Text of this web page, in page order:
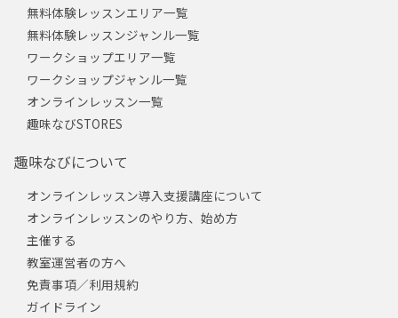
無料体験レッスンエリア一覧
無料体験レッスンジャンル一覧
ワークショップエリア一覧
ワークショップジャンル一覧
オンラインレッスン一覧
趣味なびSTORES
趣味なびについて
オンラインレッスン導入支援講座について
オンラインレッスンのやり方、始め方
主催する
教室運営者の方へ
免責事項／利用規約
ガイドライン